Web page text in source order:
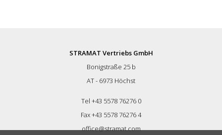
STRAMAT Vertriebs GmbH
Bonigstraße 25 b
AT - 6973 Höchst
Tel +43 5578 76276 0
Fax +43 5578 76276 4
office@stramat.com